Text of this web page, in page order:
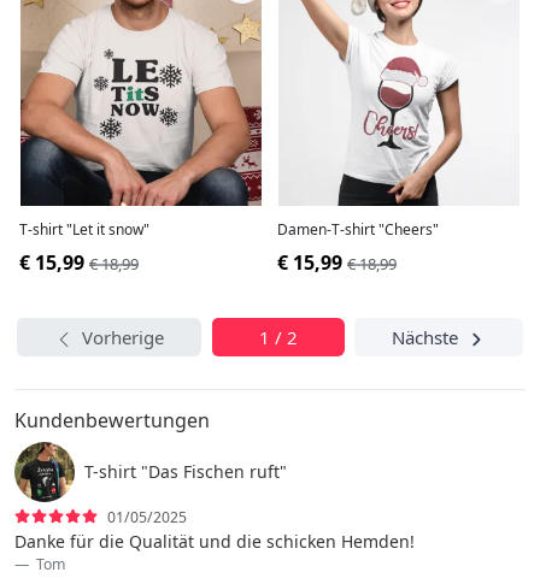
Kundenbewertungen
T-shirt "Das Fischen ruft"
01/05/2025
Danke für die Qualität und die schicken Hemden!
Tom
T-shirt "Let it snow"
€ 15,99 € 18,99
Damen-T-shirt "Cheers"
€ 15,99 € 18,99
Vorherige 1 / 2 Nächste